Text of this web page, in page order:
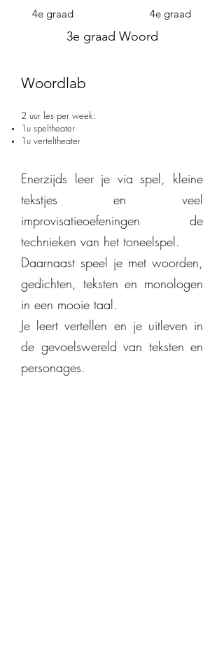
4e graad 4e graad
3e graad Woord
Woordlab
2 uur les per week:
1u speltheater
1u verteltheater
Enerzijds leer je via spel, kleine
tekstjes en veel
improvisatieoefeningen de
technieken van het toneelspel.
Daarnaast speel je met woorden,
gedichten, teksten en monologen
in een mooie taal.
Je leert vertellen en je uitleven in
de gevoelswereld van teksten en
personages.